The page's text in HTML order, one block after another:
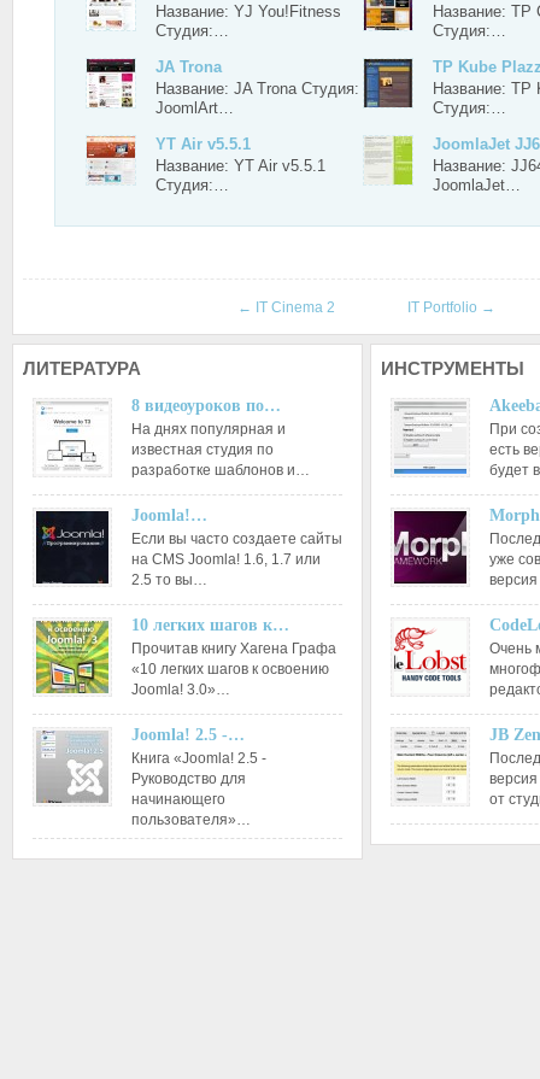
Название: YJ You!Fitness
Студия:…
Название: TP
Студия:…
JA Trona
Название: JA Trona Студия:
JoomlArt…
TP Kube
Название: TP
Студия:…
YT Air v5.5.1
Название: YT Air v5.5.1
Студия:…
JoomlaJet
Название:
JoomlaJet…
← IT Cinema 2 IT Portfolio →
ЛИТЕРАТУРА
8 видеоуроков по…
На днях популярная и
известная студия по
разработке шаблонов и…
Joomla!…
Если вы часто создаете сайты
на CMS Joomla! 1.6, 1.7 или
2.5 то вы…
10 легких шагов к…
Прочитав книгу Хагена Графа
«10 легких шагов к освоению
Joomla! 3.0»…
Joomla! 2.5 -…
Книга «Joomla! 2.5 -
Руководство для
начинающего
пользователя»…
ИНСТРУМЕНТЫ
При
есть
будет
уже
Очень
JB
от